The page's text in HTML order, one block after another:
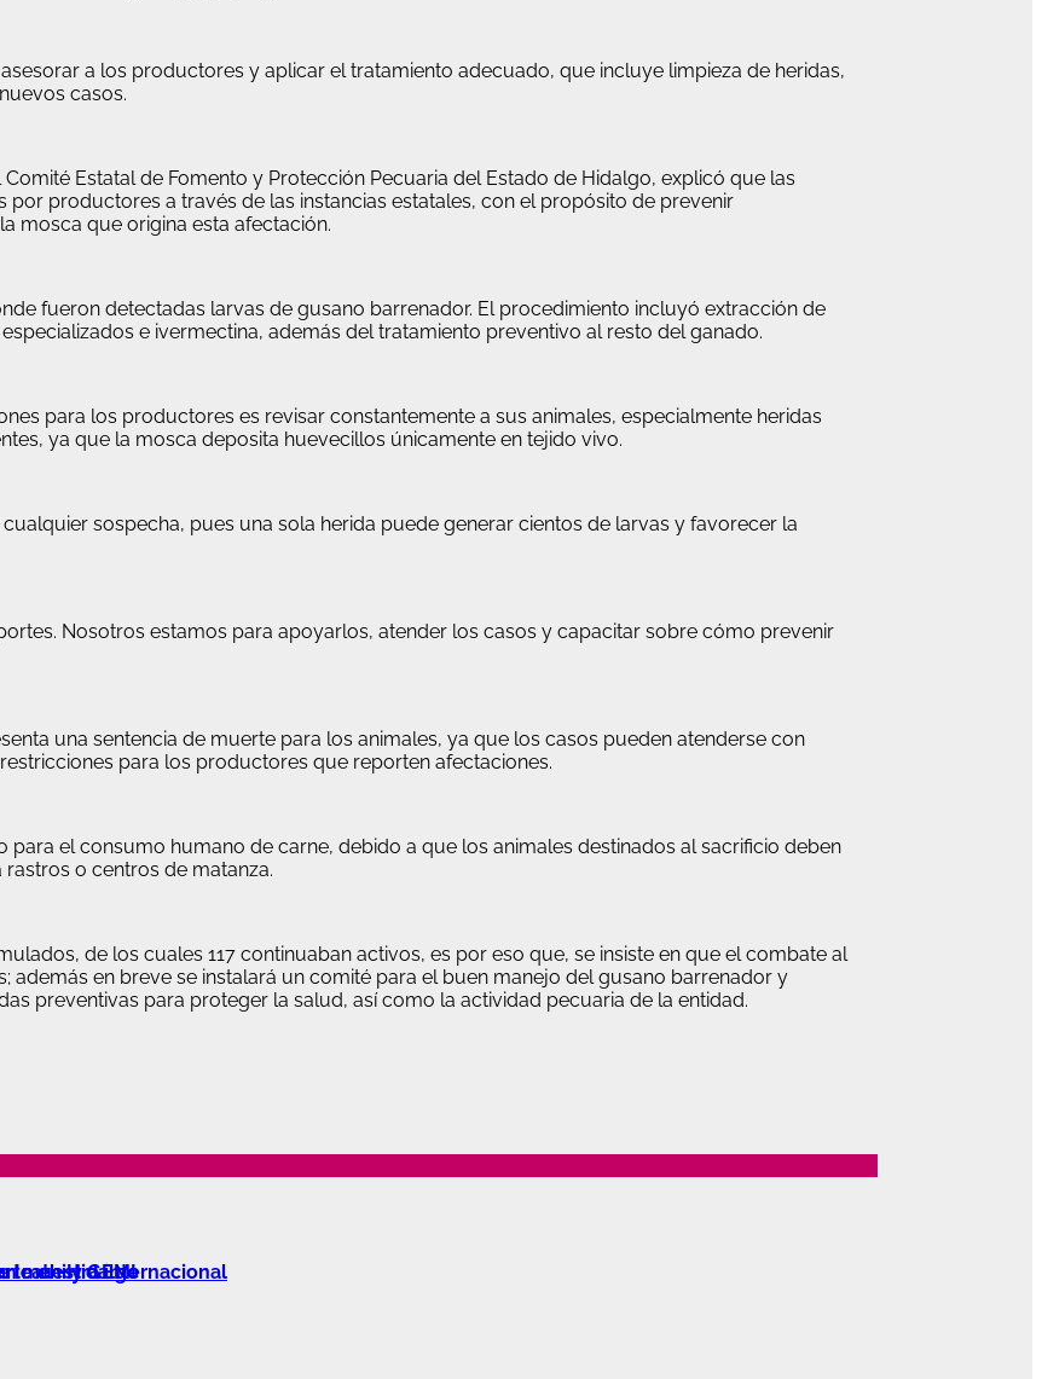
a los productores y aplicar el tratamiento adecuado, que incluye limpieza de heridas,
casos.
Estatal de Fomento y Protección Pecuaria del Estado de Hidalgo, explicó que las
productores a través de las instancias estatales, con el propósito de prevenir
mosca que origina esta afectación.
fueron detectadas larvas de gusano barrenador. El procedimiento incluyó extracción de
e ivermectina, además del tratamiento preventivo al resto del ganado.
para los productores es revisar constantemente a sus animales, especialmente heridas
ya que la mosca deposita huevecillos únicamente en tejido vivo.
sospecha, pues una sola herida puede generar cientos de larvas y favorecer la
Nosotros estamos para apoyarlos, atender los casos y capacitar sobre cómo prevenir
una sentencia de muerte para los animales, ya que los casos pueden atenderse con
para los productores que reporten afectaciones.
el consumo humano de carne, debido a que los animales destinados al sacrificio deben
o centros de matanza.
de los cuales 117 continuaban activos, es por eso que, se insiste en que el combate al
en breve se instalará un comité para el buen manejo del gusano barrenador y
preventivas para proteger la salud, así como la actividad pecuaria de la entidad.
en Hidalgo
muestra internacional
Icathi y GEMI